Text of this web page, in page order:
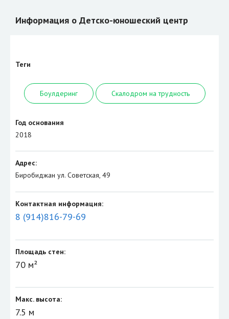
Информация о Детско-юношеский центр
Теги
Боулдеринг Скалодром на трудность
Год основания
2018
Адрес:
Биробиджан ул. Советская, 49
Контактная информация:
8 (914)816-79-69
Площадь стен:
70 м²
Макс. высота:
7.5 м